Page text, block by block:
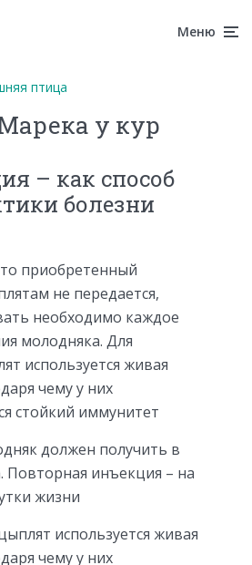
Меню
птица
у кур
– как способ
болезни
приобретенный
не передается,
необходимо каждое
молодняка. Для
используется живая
чему у них
стойкий иммунитет
должен получить в
Повторная инъекция – на
жизни
используется живая
чему у них